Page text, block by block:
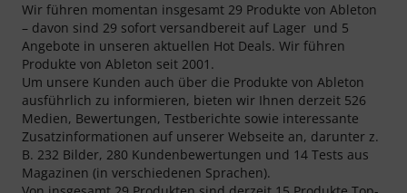
Wir führen momentan insgesamt 29 Produkte von Ableton
– davon sind 29 sofort versandbereit auf Lager und 5
Angebote in unseren aktuellen Hot Deals. Wir führen
Produkte von Ableton seit 2001.
Um unsere Kunden auch über die Produkte von Ableton
ausführlich zu informieren, bieten wir Ihnen derzeit 526
Medien, Bewertungen, Testberichte sowie interessante
Zusatzinformationen auf unserer Webseite an, darunter z.
B. 232 Bilder, 280 Kundenbewertungen und 14 Tests aus
Magazinen (in verschiedenen Sprachen).